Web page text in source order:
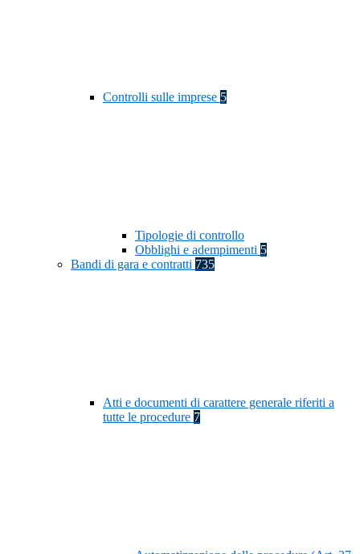
Controlli sulle imprese 5
Tipologie di controllo
Obblighi e adempimenti 5
Bandi di gara e contratti 735
Atti e documenti di carattere generale riferiti a
tutte le procedure 7